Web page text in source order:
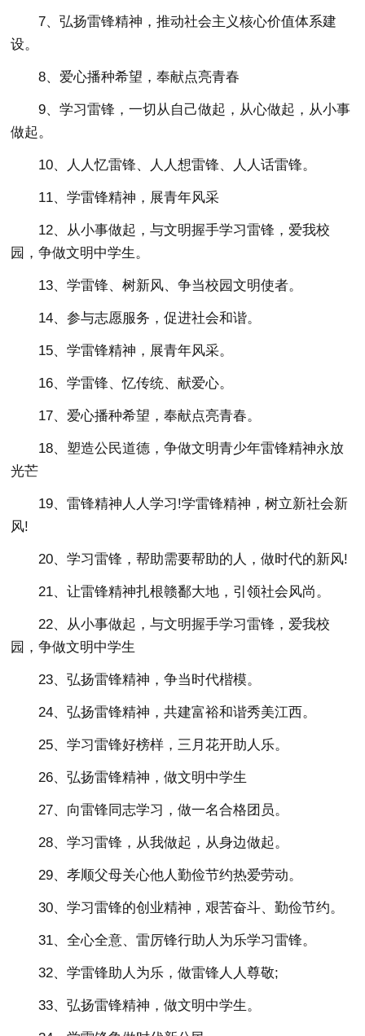
7、弘扬雷锋精神，推动社会主义核心价值体系建
设。
8、爱心播种希望，奉献点亮青春
9、学习雷锋，一切从自己做起，从心做起，从小事
做起。
10、人人忆雷锋、人人想雷锋、人人话雷锋。
11、学雷锋精神，展青年风采
12、从小事做起，与文明握手学习雷锋，爱我校
园，争做文明中学生。
13、学雷锋、树新风、争当校园文明使者。
14、参与志愿服务，促进社会和谐。
15、学雷锋精神，展青年风采。
16、学雷锋、忆传统、献爱心。
17、爱心播种希望，奉献点亮青春。
18、塑造公民道德，争做文明青少年雷锋精神永放
光芒
19、雷锋精神人人学习!学雷锋精神，树立新社会新
风!
20、学习雷锋，帮助需要帮助的人，做时代的新风!
21、让雷锋精神扎根赣鄱大地，引领社会风尚。
22、从小事做起，与文明握手学习雷锋，爱我校
园，争做文明中学生
23、弘扬雷锋精神，争当时代楷模。
24、弘扬雷锋精神，共建富裕和谐秀美江西。
25、学习雷锋好榜样，三月花开助人乐。
26、弘扬雷锋精神，做文明中学生
27、向雷锋同志学习，做一名合格团员。
28、学习雷锋，从我做起，从身边做起。
29、孝顺父母关心他人勤俭节约热爱劳动。
30、学习雷锋的创业精神，艰苦奋斗、勤俭节约。
31、全心全意、雷厉锋行助人为乐学习雷锋。
32、学雷锋助人为乐，做雷锋人人尊敬;
33、弘扬雷锋精神，做文明中学生。